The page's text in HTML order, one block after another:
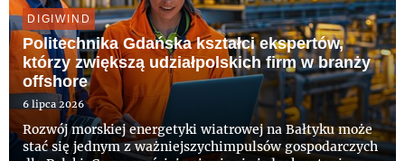
DIGIWIND
Politechnika Gdańska kształci ekspertów,
którzy zwiększą udziałpolskich firm w branży
offshore
6 lipca 2026
Rozwój morskiej energetyki wiatrowej na Bałtyku może
stać się jednym z ważniejszychimpulsów gospodarczych